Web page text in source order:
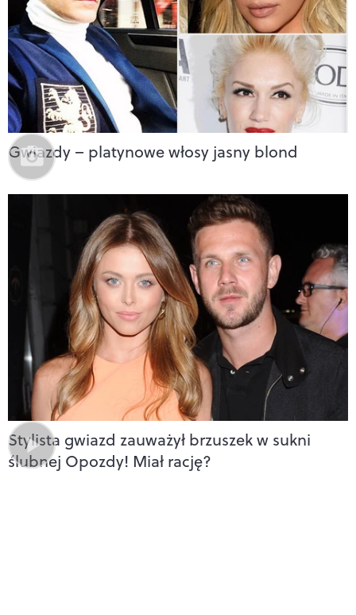
Gwiazdy – platynowe włosy jasny blond
Stylista gwiazd zauważył brzuszek w sukni
ślubnej Opozdy! Miał rację?